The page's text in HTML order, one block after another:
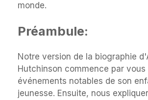
monde.
Préambule:
Notre version de la biographie
Hutchinson commence par
événements notables de son
jeunesse. Ensuite, nous